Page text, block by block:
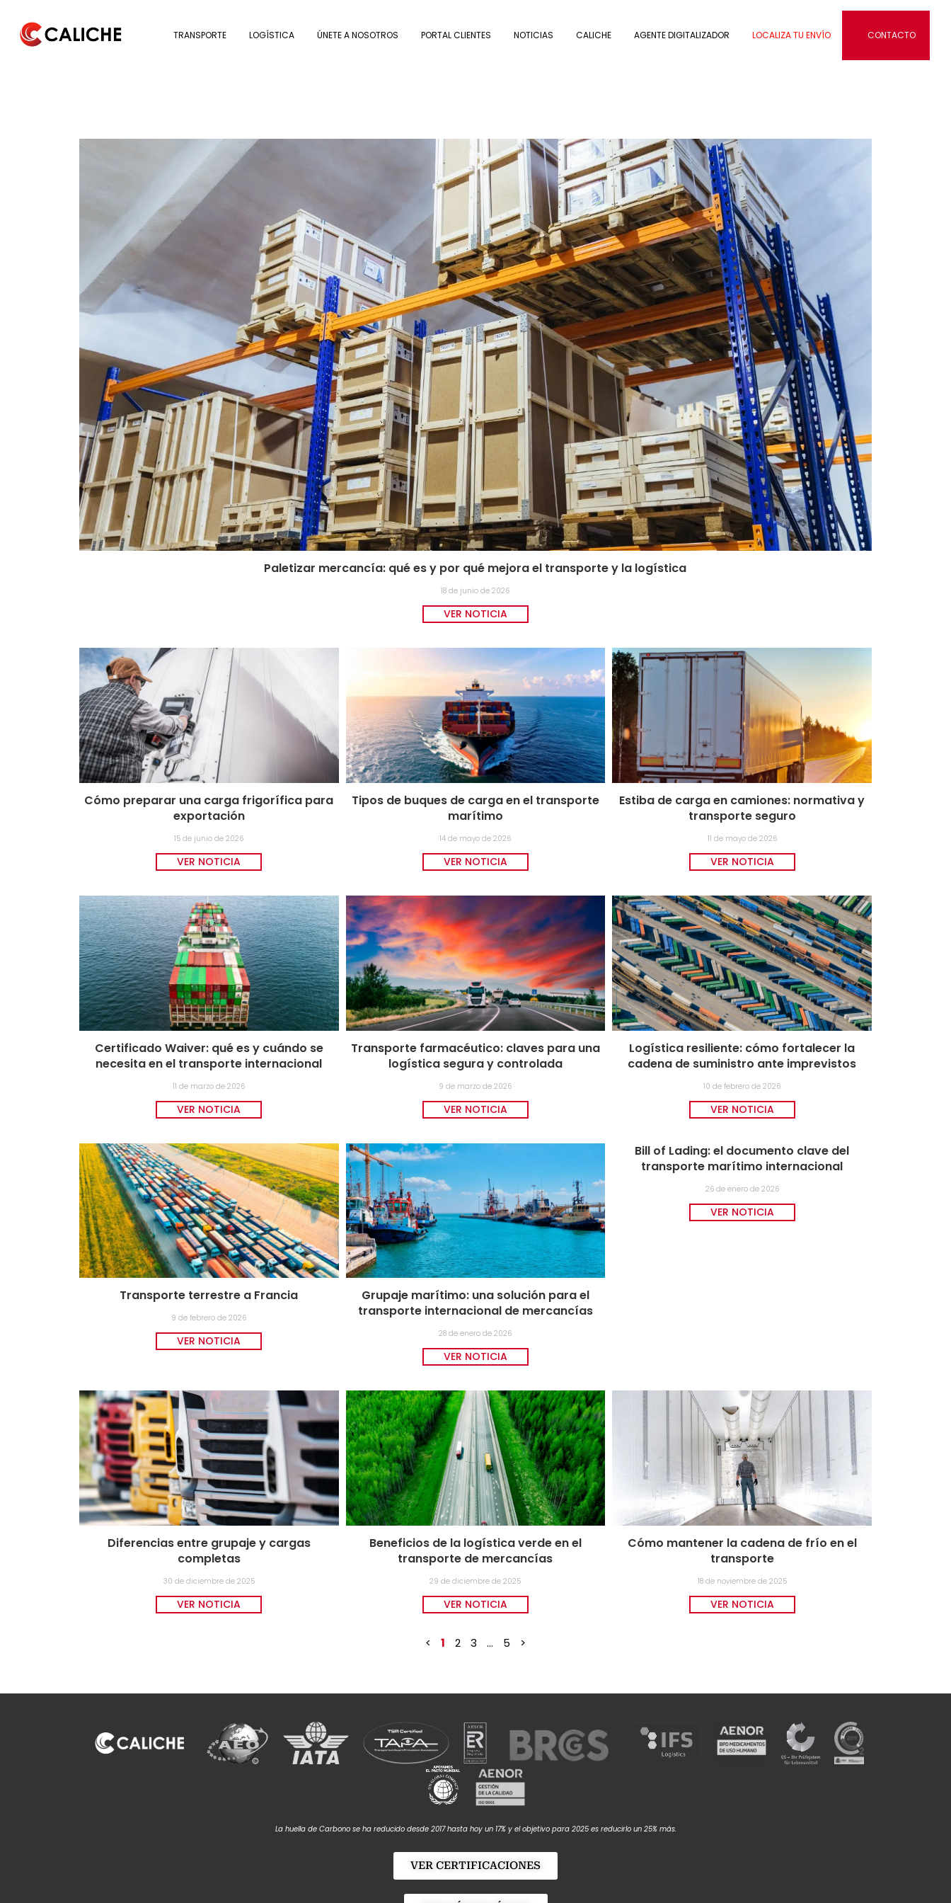
TRANSPORTE LOGÍSTICA ÚNETE A NOSOTROS PORTAL CLIENTES NOTICIAS CALICHE AGENTE DIGITALIZADOR LOCALIZA TU ENVÍO CONTACTO
Paletizar mercancía: qué es y por qué mejora el transporte y la logística
18 de junio de 2026
VER NOTICIA
Cómo preparar una carga frigorífica para
exportación
15 de junio de 2026
VER NOTICIA
Tipos de buques de carga en el transporte
marítimo
14 de mayo de 2026
VER NOTICIA
Estiba de carga en camiones: normativa y
transporte seguro
11 de mayo de 2026
VER NOTICIA
Certificado Waiver: qué es y cuándo se
necesita en el transporte internacional
11 de marzo de 2026
VER NOTICIA
Transporte farmacéutico: claves para una
logística segura y controlada
9 de marzo de 2026
VER NOTICIA
Logística resiliente: cómo fortalecer la
cadena de suministro ante imprevistos
10 de febrero de 2026
VER NOTICIA
Transporte terrestre a Francia
9 de febrero de 2026
VER NOTICIA
Grupaje marítimo: una solución para el
transporte internacional de mercancías
28 de enero de 2026
VER NOTICIA
Bill of Lading: el documento clave del
transporte marítimo internacional
26 de enero de 2026
VER NOTICIA
Diferencias entre grupaje y cargas
completas
30 de diciembre de 2025
VER NOTICIA
Beneficios de la logística verde en el
transporte de mercancías
29 de diciembre de 2025
VER NOTICIA
Cómo mantener la cadena de frío en el
transporte
18 de noviembre de 2025
VER NOTICIA
< 1 2 3 … 5 >
La huella de Carbono se ha reducido desde 2017 hasta hoy un 17% y el objetivo para 2025 es reducirlo un 25% más.
VER CERTIFICACIONES